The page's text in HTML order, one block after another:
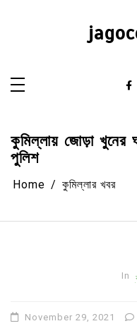
কুমিল্লায় জোড়া খুনের
পুলিশ
Home কুমিল্লার খবর
In
November 29, 2021